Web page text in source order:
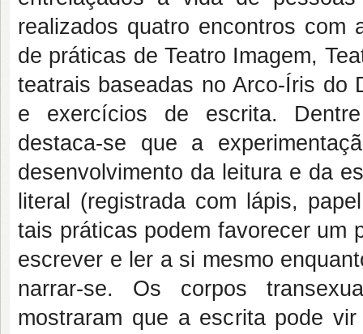
realizados quatro encontros com
de práticas de Teatro Imagem,
teatrais baseadas no Arco-Íris do
e exercícios de escrita. Dentre
destaca-se que a
desenvolvimento da leitura e da
literal (registrada com lápis,
tais práticas podem favorecer um
escrever e ler a si mesmo
narrar-se. Os corpos
mostraram que a escrita pode